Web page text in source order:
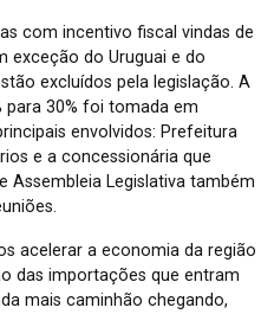
com incentivo fiscal vindas de
exceção do Uruguai e do
excluídos pela legislação. A
para 30% foi tomada em
envolvidos: Prefeitura
e a concessionária que
Assembleia Legislativa também
acelerar a economia da região
das importações que entram
mais caminhão chegando,